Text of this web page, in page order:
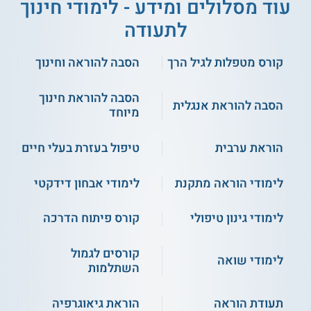
במהלך ההכשרה הם מתוודעים לתפקיד ולתחומי האחריות
המקצועיים ורוכשים מיומנויות המסייעות לבניית הזהות המקצועית.
כמו כן, נלמדות סוגיות חברתיות רלוונטיות והיבטים בחוק ומשפט
הקורס נפרס על פני 20 מפגשים והוא כולל 120 שעות לימוד. זהו
והצהריים.
בין הנושאים הנלמדים בקורס זה נכללים:
חוק ומשפט
הפרט והחברה
זהות מקצועיות
עוד מסלולים ומידע - לימודי חינוך
לתעודה
קורס מטפלות לגיל הרך הסבה להוראה וחינוך
הסבה להוראת אנגלית
הסבה להוראת חינוך
מיוחד
הוראת ערבית
טיפול בעזרת בעלי חיים
לימודי הוראה מתקנת
לימודי אבחון דידקטי
לימודי גינון טיפולי
קורס פיתוח הדרכה
לימודי שואה
קורסים לגמול
השתלמות
תעודת הוראה
הוראת גיאוגרפיה